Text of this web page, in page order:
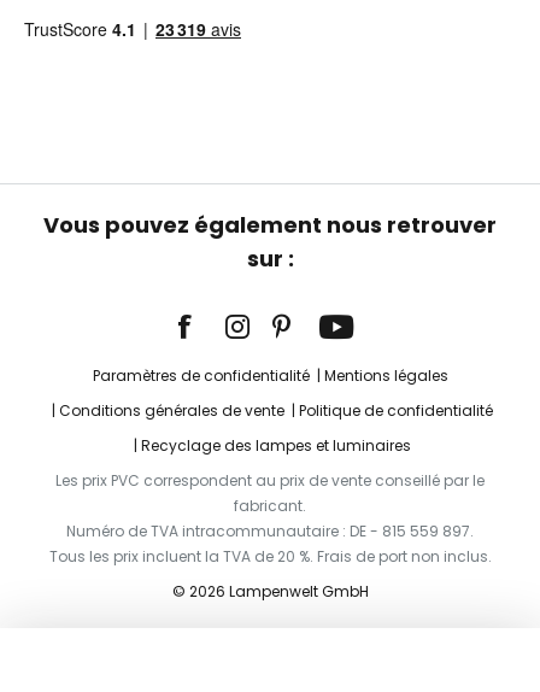
Vous pouvez également nous retrouver
sur :
Paramètres de confidentialité
Mentions légales
Conditions générales de vente
Politique de confidentialité
Recyclage des lampes et luminaires
Les prix PVC correspondent au prix de vente conseillé par le
fabricant.
Numéro de TVA intracommunautaire : DE - 815 559 897.
Tous les prix incluent la TVA de 20 %. Frais de port non inclus.
© 2026 Lampenwelt GmbH